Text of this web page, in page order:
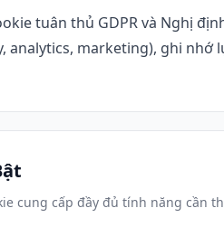
tuân thủ GDPR và Nghị
analytics, marketing), ghi nhớ
cung cấp đầy đủ tính năng cần